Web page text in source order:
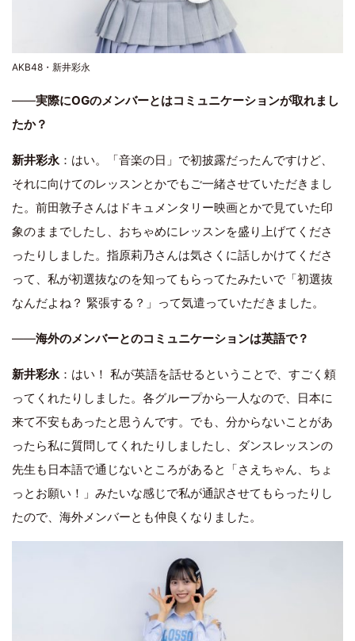
AKB48・新井彩永
――実際にOGのメンバーとはコミュニケーションが取れまし
たか？
新井彩永：はい。「音楽の日」で初披露だったんですけど、
それに向けてのレッスンとかでもご一緒させていただきまし
た。前田敦子さんはドキュメンタリー映画とかで見ていた印
象のままでしたし、おちゃめにレッスンを盛り上げてくださ
ったりしました。指原莉乃さんは気さくに話しかけてくださ
って、私が初選抜なのを知ってもらってたみたいで「初選抜
なんだよね？ 緊張する？」って気遣っていただきました。
――海外のメンバーとのコミュニケーションは英語で？
新井彩永：はい！ 私が英語を話せるということで、すごく頼
ってくれたりしました。各グループから一人なので、日本に
来て不安もあったと思うんです。でも、分からないことがあ
ったら私に質問してくれたりしましたし、ダンスレッスンの
先生も日本語で通じないところがあると「さえちゃん、ちょ
っとお願い！」みたいな感じで私が通訳させてもらったりし
たので、海外メンバーとも仲良くなりました。